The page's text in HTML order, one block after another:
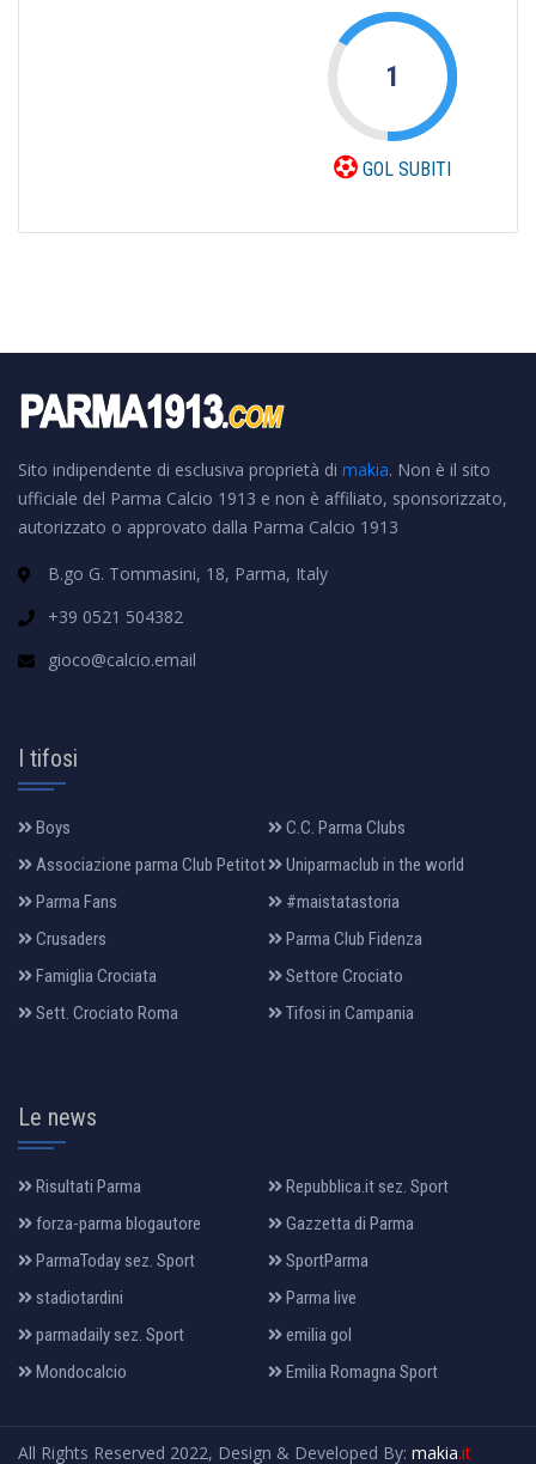
1
GOL SUBITI
Sito indipendente di esclusiva proprietà di makia. Non è il sito
ufficiale del Parma Calcio 1913 e non è affiliato, sponsorizzato,
autorizzato o approvato dalla Parma Calcio 1913
B.go G. Tommasini, 18, Parma, Italy
+39 0521 504382
gioco@calcio.email
I tifosi
Boys
C.C. Parma Clubs
Associazione parma Club Petitot
Uniparmaclub in the world
Parma Fans
#maistatastoria
Crusaders
Parma Club Fidenza
Famiglia Crociata
Settore Crociato
Sett. Crociato Roma
Tifosi in Campania
Le news
Risultati Parma
Repubblica.it sez. Sport
forza-parma blogautore
Gazzetta di Parma
ParmaToday sez. Sport
SportParma
stadiotardini
Parma live
parmadaily sez. Sport
emilia gol
Mondocalcio
Emilia Romagna Sport
All Rights Reserved 2022, Design & Developed By: makia.it